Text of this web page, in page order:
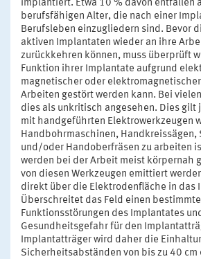
implantiert. Etwa 10 % davon entfallen
berufsfähigen Alter, die nach einer
Berufsleben einzugliedern sind. Bevor
aktiven Implantaten wieder an ihre
zurückkehren können, muss überprüft
Funktion ihrer Implantate aufgrund
magnetischer oder
Arbeiten gestört werden kann. Bei
dies als unkritisch angesehen. Dies gilt
mit handgeführten Elektrowerkzeugen
Handbohrmaschinen, Handkreissägen,
und/oder Handoberfräsen zu arbeiten
werden bei der Arbeit meist körpernah
von diesen Werkzeugen emittiert
direkt über die Elektrodenfläche in das
Überschreitet das Feld einen
Funktionsstörungen des Implantates
Gesundheitsgefahr für den
Implantatträger wird daher die
Sicherheitsabständen von bis zu 40 cm